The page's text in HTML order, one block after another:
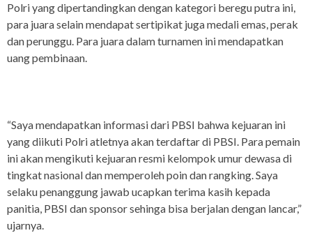
Polri yang dipertandingkan dengan kategori beregu putra ini,
para juara selain mendapat sertipikat juga medali emas, perak
dan perunggu. Para juara dalam turnamen ini mendapatkan
uang pembinaan.
“Saya mendapatkan informasi dari PBSI bahwa kejuaran ini
yang diikuti Polri atletnya akan terdaftar di PBSI. Para pemain
ini akan mengikuti kejuaran resmi kelompok umur dewasa di
tingkat nasional dan memperoleh poin dan rangking. Saya
selaku penanggung jawab ucapkan terima kasih kepada
panitia, PBSI dan sponsor sehinga bisa berjalan dengan lancar,”
ujarnya.